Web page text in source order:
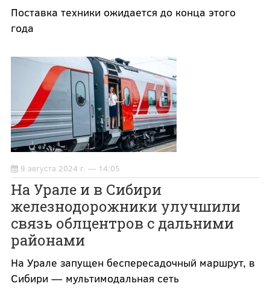
Поставка техники ожидается до конца этого
года
9 августа 2024 г. — 14:05
На Урале и в Сибири
железнодорожники улучшили
связь облцентров с дальними
районами
На Урале запущен беспересадочный маршрут, в
Сибири — мультимодальная сеть